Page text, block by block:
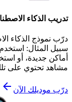
تدريب الذكاء
درّب نموذج الذكاء
سبيل المثال:
أماكن جديدة، أو
مشاهد تحتوي على
درّب موديلك الآن